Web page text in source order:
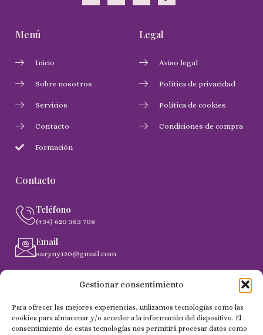
Gestionar consentimiento
Para ofrecer las mejores experiencias, utilizamos tecnologías como las
cookies para almacenar y/o acceder a la información del dispositivo. El
consentimiento de estas tecnologías nos permitirá procesar datos como
Menú
Inicio
Sobre nosotros
Servicios
Contacto
Formación
Legal
Aviso legal
Política de privacidad
Política de cookies
Condiciones de compra
Contacto
Teléfono
(+34) 620 363 708
Email
saryny120@gmail.com
Dirección
C. Gobernador Marín Acuña, 53, (35014) Las Palmas de